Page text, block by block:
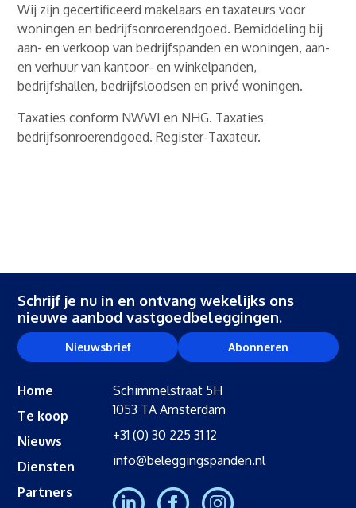
Wij zijn gecertificeerd makelaars en taxateurs voor
woningen en bedrijfsonroerendgoed. Bemiddeling bij
aan- en verkoop van bedrijfspanden en woningen, aan-
en verhuur van kantoor- en winkelpanden,
bedrijfshallen, bedrijfsloodsen en privé woningen.
Taxaties conform NWWI en NHG. Taxaties
bedrijfsonroerendgoed. Register-Taxateur.
Schrijf je nu in en ontvang wekelijks ons
nieuwe aanbod vastgoedbeleggingen.
Nieuwsbrief Abonneren
Home
Te koop
Nieuws
Diensten
Partners
Schimmelstraat 5H
1053 TA Amsterdam
+31 (0) 30 225 31 12
info@beleggingspanden.nl